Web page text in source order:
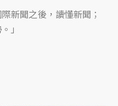
新聞之後，讀懂新聞；
」